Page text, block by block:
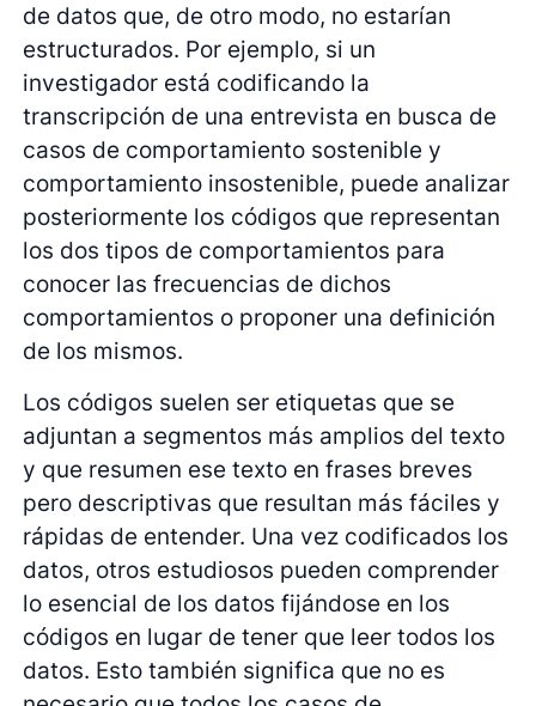
de datos que, de otro modo, no estarían
estructurados. Por ejemplo, si un
investigador está codificando la
transcripción de una entrevista en busca de
casos de comportamiento sostenible y
comportamiento insostenible, puede analizar
posteriormente los códigos que representan
los dos tipos de comportamientos para
conocer las frecuencias de dichos
comportamientos o proponer una definición
de los mismos.
Los códigos suelen ser etiquetas que se
adjuntan a segmentos más amplios del texto
y que resumen ese texto en frases breves
pero descriptivas que resultan más fáciles y
rápidas de entender. Una vez codificados los
datos, otros estudiosos pueden comprender
lo esencial de los datos fijándose en los
códigos en lugar de tener que leer todos los
datos. Esto también significa que no es